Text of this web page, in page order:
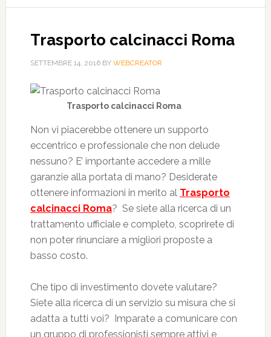
Trasporto calcinacci Roma
SETTEMBRE 14, 2016BY WEBCREATOR
Trasporto calcinacci Roma
Non vi piacerebbe ottenere un supporto
eccentrico e professionale che non delude
nessuno? E’ importante accedere a mille
garanzie alla portata di mano? Desiderate
ottenere informazioni in merito al Trasporto
calcinacci Roma? Se siete alla ricerca di un
trattamento ufficiale e completo, scoprirete di
non poter rinunciare a migliori proposte a
basso costo.
Che tipo di investimento dovete valutare?
Siete alla ricerca di un servizio su misura che si
adatta a tutti voi? Imparate a comunicare con
un gruppo di professionisti sempre attivi e